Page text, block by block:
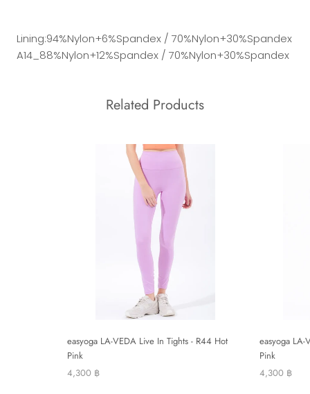
Lining:94%Nylon+6%Spandex / 70%Nylon+30%Spandex
A14_88%Nylon+12%Spandex / 70%Nylon+30%Spandex
Related Products
easyoga LA-VEDA Live In Tights - R44 Hot
Pink
4,300 ฿
easyoga LA-
Pink
4,300 ฿